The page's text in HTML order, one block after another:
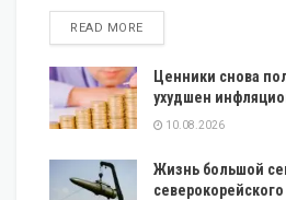
READ MOREDETAILS
Ценники снова
ухудшен
10.08.2026
Жизнь большой